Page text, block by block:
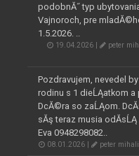
podobnĂ˝ typ
Vajnoroch, pre
1.5.2026. ..
19.04.2026 | peter
Pozdravujem, nevedel
rodinu s 1 dieĹĄatkom
DcĂ©ra so zaĹĄom.
sĂş teraz musia
Eva 0948298082..
08.01.2026 | peter